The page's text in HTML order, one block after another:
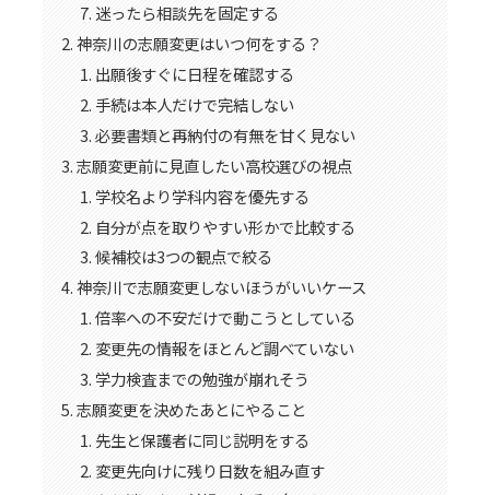
迷ったら相談先を固定する
神奈川の志願変更はいつ何をする？
出願後すぐに日程を確認する
手続は本人だけで完結しない
必要書類と再納付の有無を甘く見ない
志願変更前に見直したい高校選びの視点
学校名より学科内容を優先する
自分が点を取りやすい形かで比較する
候補校は3つの観点で絞る
神奈川で志願変更しないほうがいいケース
倍率への不安だけで動こうとしている
変更先の情報をほとんど調べていない
学力検査までの勉強が崩れそう
志願変更を決めたあとにやること
先生と保護者に同じ説明をする
変更先向けに残り日数を組み直す